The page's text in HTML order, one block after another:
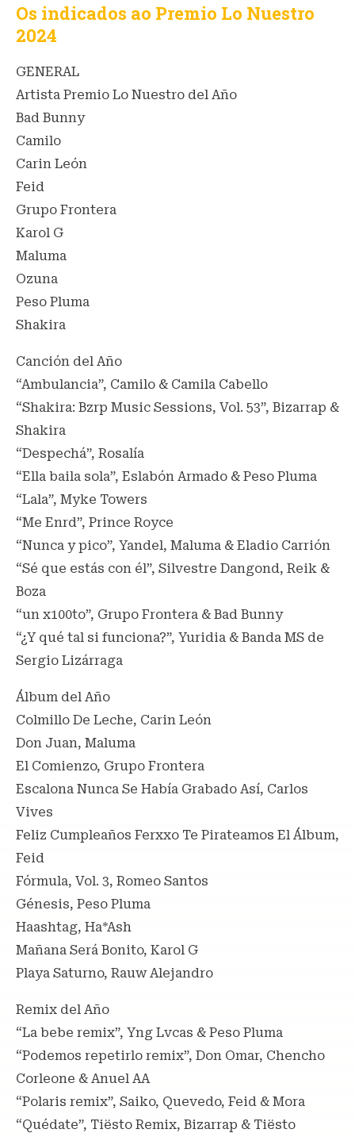
Os indicados ao Premio Lo Nuestro
2024
GENERAL
Artista Premio Lo Nuestro del Año
Bad Bunny
Camilo
Carin León
Feid
Grupo Frontera
Karol G
Maluma
Ozuna
Peso Pluma
Shakira
Canción del Año
“Ambulancia”, Camilo & Camila Cabello
“Shakira: Bzrp Music Sessions, Vol. 53”, Bizarrap &
Shakira
“Despechá”, Rosalía
“Ella baila sola”, Eslabón Armado & Peso Pluma
“Lala”, Myke Towers
“Me Enrd”, Prince Royce
“Nunca y pico”, Yandel, Maluma & Eladio Carrión
“Sé que estás con él”, Silvestre Dangond, Reik &
Boza
“un x100to”, Grupo Frontera & Bad Bunny
“¿Y qué tal si funciona?”, Yuridia & Banda MS de
Sergio Lizárraga
Álbum del Año
Colmillo De Leche, Carin León
Don Juan, Maluma
El Comienzo, Grupo Frontera
Escalona Nunca Se Había Grabado Así, Carlos
Vives
Feliz Cumpleaños Ferxxo Te Pirateamos El Álbum,
Feid
Fórmula, Vol. 3, Romeo Santos
Génesis, Peso Pluma
Haashtag, Ha*Ash
Mañana Será Bonito, Karol G
Playa Saturno, Rauw Alejandro
Remix del Año
“La bebe remix”, Yng Lvcas & Peso Pluma
“Podemos repetirlo remix”, Don Omar, Chencho
Corleone & Anuel AA
“Polaris remix”, Saiko, Quevedo, Feid & Mora
“Quédate”, Tiësto Remix, Bizarrap & Tiësto